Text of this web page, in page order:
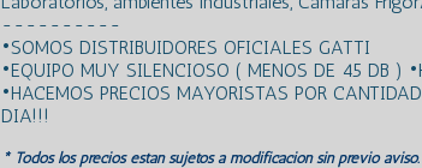
----------
•SOMOS DISTRIBUIDORES OFICIALES GATTI
•EQUIPO MUY SILENCIOSO ( MENOS DE 45 DB )
•HACEMOS PRECIOS MAYORISTAS POR
DIA!!!
* Todos los precios estan sujetos a modificación sin previo aviso.